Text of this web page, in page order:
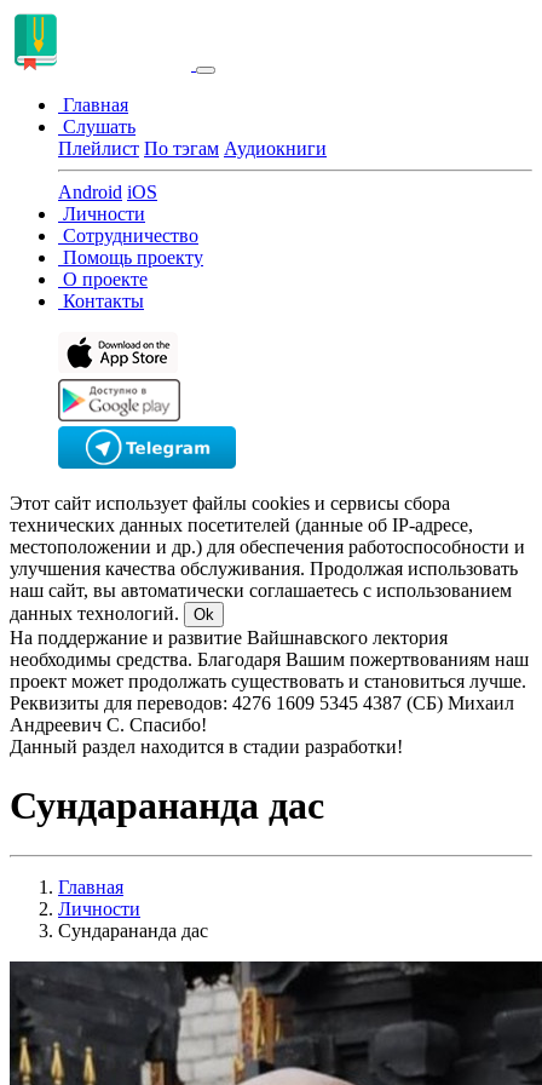
Главная
Слушать
Плейлист По тэгам Аудиокниги
Android iOS
Личности
Сотрудничество
Помощь проекту
О проекте
Контакты
Этот сайт использует файлы cookies и сервисы сбора
технических данных посетителей (данные об IP-адресе,
местоположении и др.) для обеспечения работоспособности и
улучшения качества обслуживания. Продолжая использовать
наш сайт, вы автоматически соглашаетесь с использованием
данных технологий.
Ok
На поддержание и развитие Вайшнавского лектория
необходимы средства. Благодаря Вашим пожертвованиям наш
проект может продолжать существовать и становиться лучше.
Реквизиты для переводов: 4276 1609 5345 4387 (СБ) Михаил
Андреевич С. Спасибо!
Данный раздел находится в стадии разработки!
Сундарананда дас
Главная
Личности
Сундарананда дас